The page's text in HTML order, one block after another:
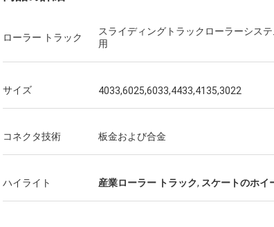
はい、私達は戦闘状況表示板のカートおよ
びワーク テーブルを常に購入します。 こ
れは速く、暖かいサービス会社です。
ローラー トラック
スライディングトラックローラーシステ
用
サイズ 4033,6025,6033,4433,4135,3022
コネクタ技術 板金および合金
ハイライト 産業ローラー トラック, スケートのホイ